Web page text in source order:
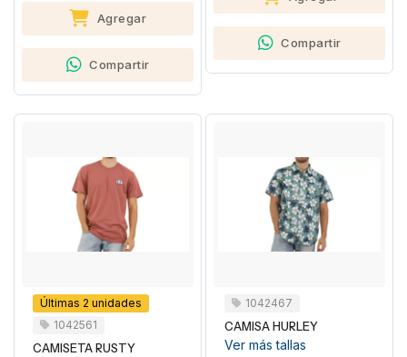
Agregar
Compartir
Compartir
Últimas 2 unidades
1042561
CAMISETA RUSTY
1042467
CAMISA HURLEY
Ver más tallas